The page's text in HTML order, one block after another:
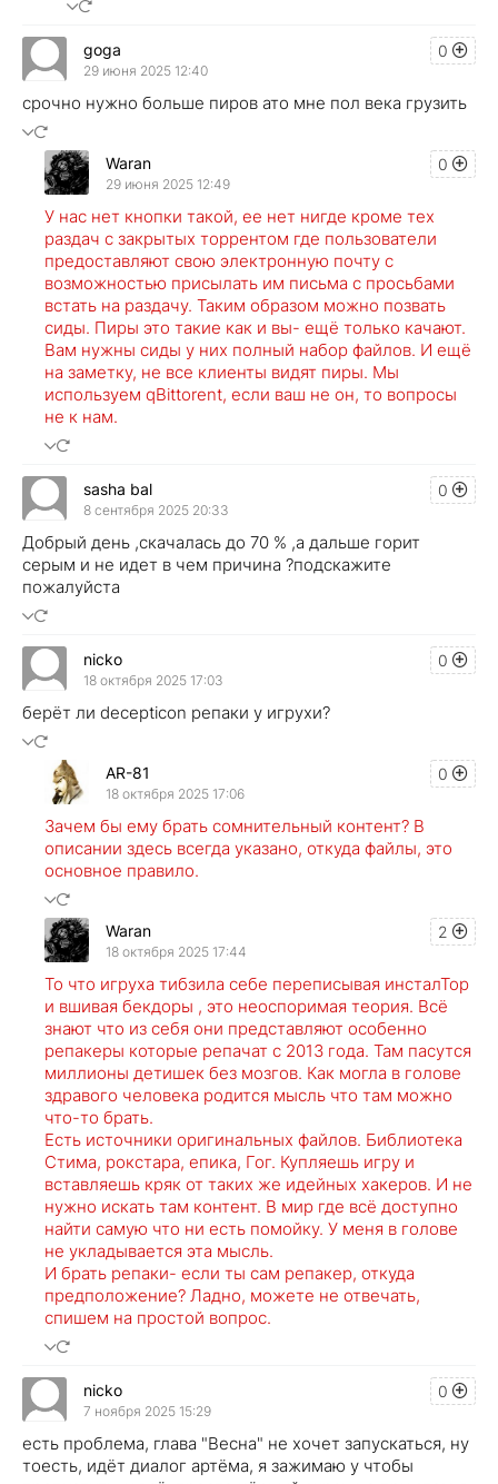
0
goga
29 июня 2025 12:40
срочно нужно больше пиров ато мне пол века грузить
0
Waran
29 июня 2025 12:49
У нас нет кнопки такой, ее нет нигде кроме тех
раздач с закрытых торрентом где пользователи
предоставляют свою электронную почту с
возможностью присылать им письма с просьбами
встать на раздачу. Таким образом можно позвать
сиды. Пиры это такие как и вы- ещё только качают.
Вам нужны сиды у них полный набор файлов. И ещё
на заметку, не все клиенты видят пиры. Мы
используем qBittorent, если ваш не он, то вопросы
не к нам.
0
sasha bal
8 сентября 2025 20:33
Добрый день ,скачалась до 70 % ,а дальше горит
серым и не идет в чем причина ?подскажите
пожалуйста
0
nicko
18 октября 2025 17:03
берёт ли decepticon репаки у игрухи?
0
AR-81
18 октября 2025 17:06
Зачем бы ему брать сомнительный контент? В
описании здесь всегда указано, откуда файлы, это
основное правило.
2
Waran
18 октября 2025 17:44
То что игруха тибзила себе переписывая инсталТор
и вшивая бекдоры , это неоспоримая теория. Всё
знают что из себя они представляют особенно
репакеры которые репачат с 2013 года. Там пасутся
миллионы детишек без мозгов. Как могла в голове
здравого человека родится мысль что там можно
что-то брать.
Есть источники оригинальных файлов. Библиотека
Стима, рокстара, епика, Гог. Купляешь игру и
вставляешь кряк от таких же идейных хакеров. И не
нужно искать там контент. В мир где всё доступно
найти самую что ни есть помойку. У меня в голове
не укладывается эта мысль.
И брать репаки- если ты сам репакер, откуда
предположение? Ладно, можете не отвечать,
спишем на простой вопрос.
0
nicko
7 ноября 2025 15:29
есть проблема, глава "Весна" не хочет запускаться, ну
тоесть, идёт диалог артёма, я зажимаю у чтобы